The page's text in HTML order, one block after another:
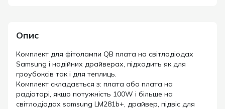
Опис
Комплект для фітолампи QB плата на світлодіодах
Samsung і надійних драйверах, підходить як для
гроубоксів так і для теплиць.
Комплект складається з: плата або плата на
радіаторі, якщо потужність 100W і більше на
світлодіодах samsung LM281b+, драйвер, підвіс для